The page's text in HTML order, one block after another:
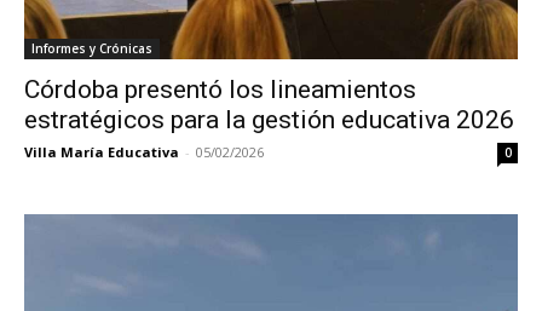
Informes y Crónicas
Córdoba presentó los lineamientos
estratégicos para la gestión educativa 2026
Villa María Educativa - 05/02/2026 0